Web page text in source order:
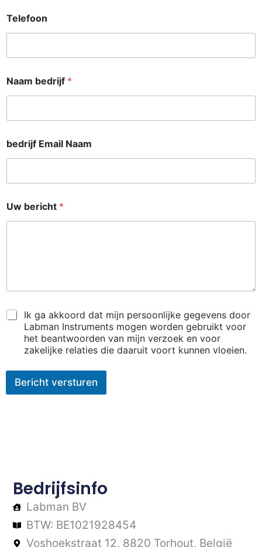
Telefoon
Naam bedrijf *
bedrijf Email Naam
Uw bericht *
*
Ik ga akkoord dat mijn persoonlijke gegevens door
Labman Instruments mogen worden gebruikt voor
het beantwoorden van mijn verzoek en voor
zakelijke relaties die daaruit voort kunnen vloeien.
Bericht versturen
Bedrijfsinfo
Labman BV
BTW: BE1021928454
Voshoekstraat 12, 8820 Torhout, België